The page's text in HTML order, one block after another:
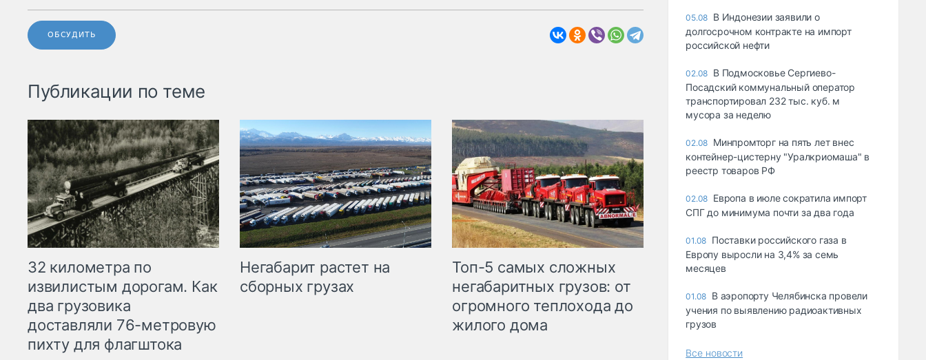
ОБСУДИТЬ
Публикации по теме
32 километра по
извилистым дорогам. Как
два грузовика
доставляли 76-метровую
пихту для флагштока
Негабарит растет на
сборных грузах
Топ-5 самых сложных
негабаритных грузов: от
огромного теплохода до
жилого дома
05.08 В Индонезии заявили о
долгосрочном контракте на импорт
российской нефти
02.08 В Подмосковье Сергиево-
Посадский коммунальный оператор
транспортировал 232 тыс. куб. м
мусора за неделю
02.08 Минпромторг на пять лет внес
контейнер-цистерну "Уралкриомаша" в
реестр товаров РФ
02.08 Европа в июле сократила импорт
СПГ до минимума почти за два года
01.08 Поставки российского газа в
Европу выросли на 3,4% за семь
месяцев
01.08 В аэропорту Челябинска провели
учения по выявлению радиоактивных
грузов
Все новости